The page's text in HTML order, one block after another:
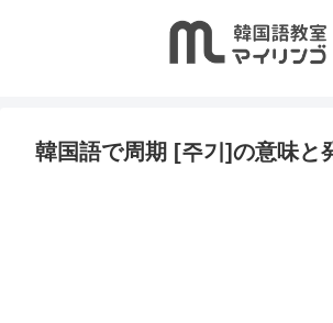
韓国語で周期 [주기]の意味と